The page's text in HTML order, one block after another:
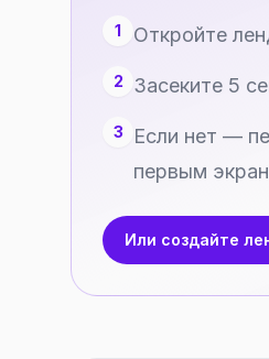
1 Откройте
2 Засеките 5
3
Если нет —
первым
Или создайте